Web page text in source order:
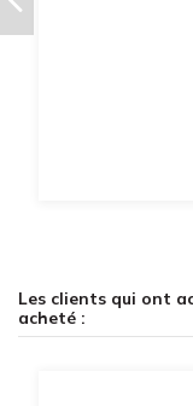
Les clients qui ont
acheté :